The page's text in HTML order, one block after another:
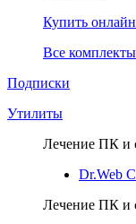
Купить онлайн
Все комплекты
Подписки
Утилиты
Лечение ПК и
Dr.Web
Лечение ПК и